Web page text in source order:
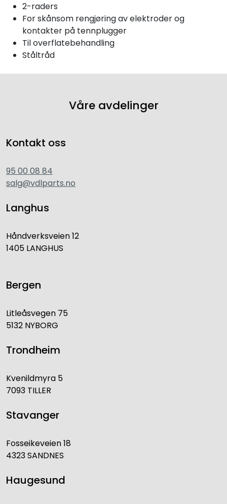
2-raders
For skånsom rengjøring av elektroder og
kontakter på tennplugger
Til overflatebehandling
Ståltråd
Våre avdelinger
Kontakt oss
95 00 08 84
salg@vdlparts.no
Langhus
Håndverksveien 12
1405 LANGHUS
Bergen
Litleåsvegen 75
5132 NYBORG
Trondheim
Kvenildmyra 5
7093 TILLER
Stavanger
Fosseikeveien 18
4323 SANDNES
Haugesund